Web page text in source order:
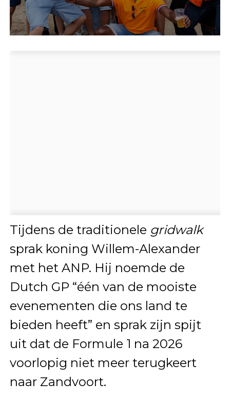
Tijdens de traditionele gridwalk
sprak koning Willem-Alexander
met het ANP. Hij noemde de
Dutch GP “één van de mooiste
evenementen die ons land te
bieden heeft” en sprak zijn spijt
uit dat de Formule 1 na 2026
voorlopig niet meer terugkeert
naar Zandvoort.